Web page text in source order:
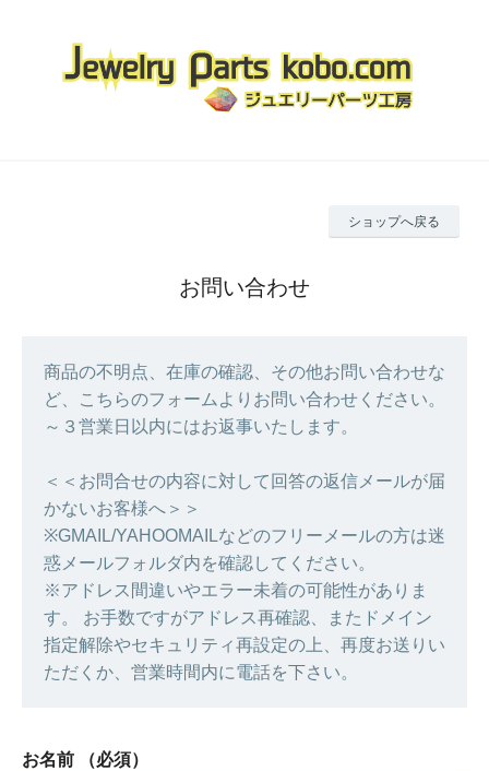
ショップへ戻る
お問い合わせ
商品の不明点、在庫の確認、その他お問い合わせな
ど、こちらのフォームよりお問い合わせください。
～３営業日以内にはお返事いたします。
＜＜お問合せの内容に対して回答の返信メールが届
かないお客様へ＞＞
※GMAIL/YAHOOMAILなどのフリーメールの方は迷
惑メールフォルダ内を確認してください。
※アドレス間違いやエラー未着の可能性がありま
す。 お手数ですがアドレス再確認、またドメイン
指定解除やセキュリティ再設定の上、再度お送りい
ただくか、営業時間内に電話を下さい。
お名前 （必須）